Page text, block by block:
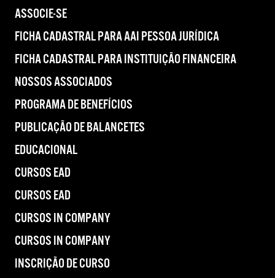
ASSOCIE-SE
FICHA CADASTRAL PARA AAI PESSOA JURÍDICA
FICHA CADASTRAL PARA INSTITUIÇÃO FINANCEIRA
NOSSOS ASSOCIADOS
PROGRAMA DE BENEFÍCIOS
PUBLICAÇÃO DE BALANCETES
EDUCACIONAL
CURSOS EAD
CURSOS EAD
CURSOS IN COMPANY
CURSOS IN COMPANY
INSCRIÇÃO DE CURSO